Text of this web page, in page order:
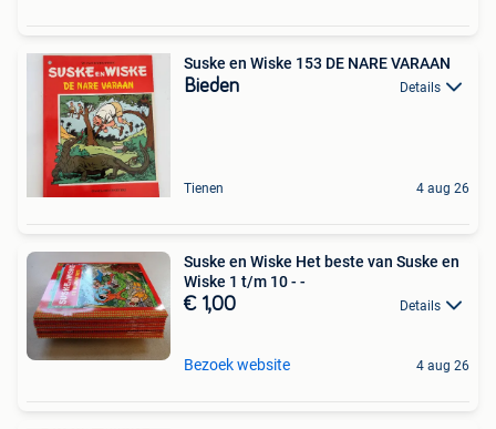
Suske en Wiske 153 DE NARE VARAAN
Bieden Details
Tienen 4 aug 26
Suske en Wiske Het beste van Suske en
Wiske 1 t/m 10 - -
€ 1,00 Details
Bezoek website 4 aug 26